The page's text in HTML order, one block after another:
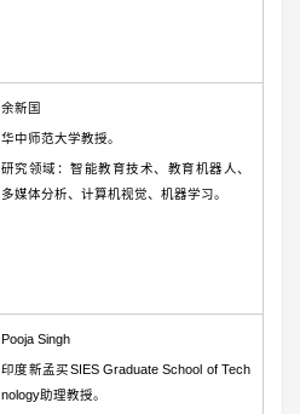
余新国
华中师范大学教授。
研究领域：智能教育技术、教育机器人、
多媒体分析、计算机视觉、机器学习。
Pooja Singh
印度新孟买SIES Graduate School of Tech
nology助理教授。